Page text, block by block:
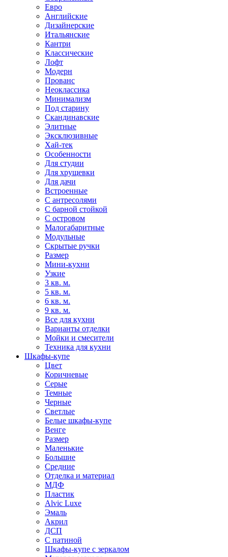
Евро
Английские
Дизайнерские
Итальянские
Кантри
Классические
Лофт
Модерн
Прованс
Неоклассика
Минимализм
Под старину
Скандинавские
Элитные
Эксклюзивные
Хай-тек
Особенности
Для студии
Для хрущевки
Для дачи
Встроенные
С антресолями
С барной стойкой
С островом
Малогабаритные
Модульные
Скрытые ручки
Размер
Мини-кухни
Узкие
3 кв. м.
5 кв. м.
6 кв. м.
9 кв. м.
Все для кухни
Варианты отделки
Мойки и смесители
Техника для кухни
Шкафы-купе
Цвет
Коричневые
Серые
Темные
Черные
Светлые
Белые шкафы-купе
Венге
Размер
Маленькие
Большие
Средние
Отделка и материал
МДФ
Пластик
Alvic Luxe
Эмаль
Акрил
ДСП
С патиной
Шкафы-купе с зеркалом